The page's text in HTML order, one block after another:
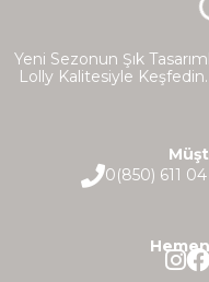
Yeni Sezonun Şık
Lolly Kalitesiyle
0(850) 611 04